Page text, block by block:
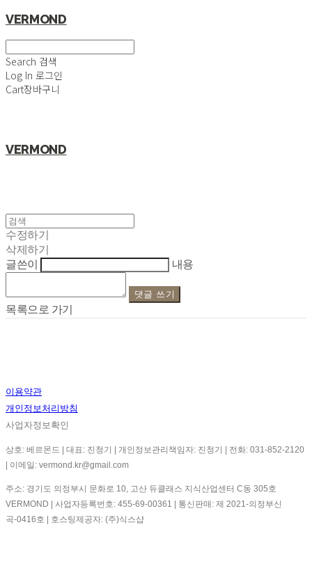
VERMOND
Search 검색
Log In 로그인
Cart장바구니
VERMOND
수정하기
삭제하기
글쓴이
내용
댓글 쓰기
목록으로 가기
이용약관
개인정보처리방침
사업자정보확인
상호: 베르몬드 | 대표: 진청기 | 개인정보관리책임자: 진청기 | 전화: 031-852-2120
| 이메일: vermond.kr@gmail.com
주소: 경기도 의정부시 문화로 10, 고산 듀클래스 지식산업센터 C동 305호
VERMOND | 사업자등록번호: 455-69-00361 | 통신판매: 제 2021-의정부신
곡-0416호 | 호스팅제공자: (주)식스샵